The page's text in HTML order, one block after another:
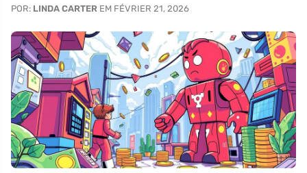
POR: LINDA CARTER EM FÉVRIER 21, 2026